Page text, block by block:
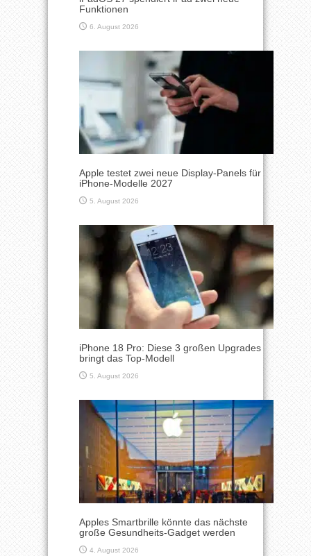
Funktionen
6. August 2026
Apple testet zwei neue Display-Panels für
iPhone-Modelle 2027
5. August 2026
iPhone 18 Pro: Diese 3 großen Upgrades
bringt das Top-Modell
5. August 2026
Apples Smartbrille könnte das nächste
große Gesundheits-Gadget werden
4. August 2026